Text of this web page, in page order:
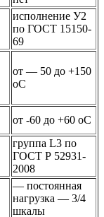
исполнение У2
по ГОСТ 15150-
69
от — 50 до +150
оС
от -60 до +60 оС
группа L3 по
ГОСТ Р 52931-
2008
— постоянная
нагрузка — 3/4
шкалы